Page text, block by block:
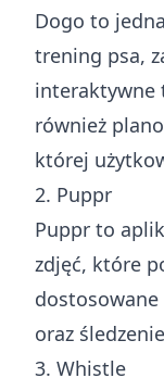
Dogo to
trening psa,
interaktywne
również
której
2. Puppr
Puppr to
zdjęć, które
oraz
3. Whistle